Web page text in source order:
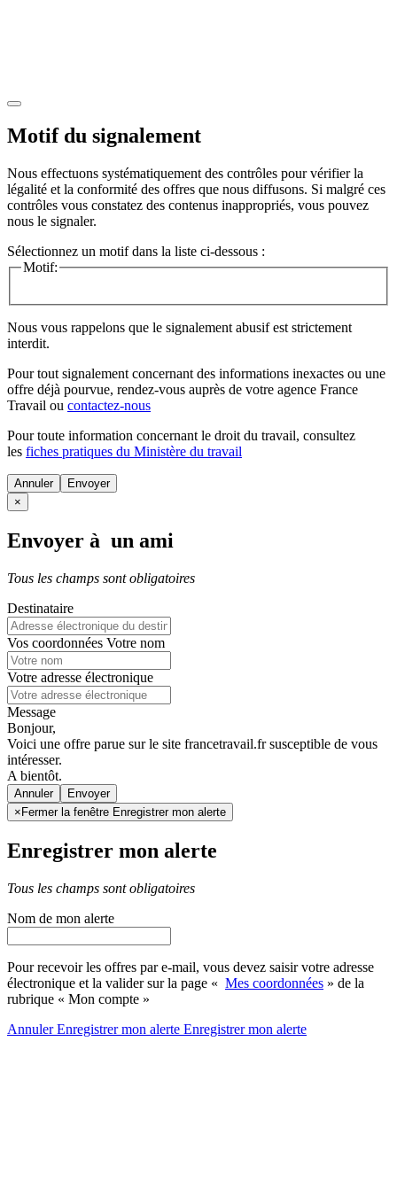
Motif du signalement
Nous effectuons systématiquement des contrôles pour vérifier la
légalité et la conformité des offres que nous diffusons. Si malgré ces
contrôles vous constatez des contenus inappropriés, vous pouvez
nous le signaler.
Sélectionnez un motif dans la liste ci-dessous :
Motif:
Nous vous rappelons que le signalement abusif est strictement
interdit.
Pour tout signalement concernant des informations inexactes ou une
offre déjà pourvue, rendez-vous auprès de votre agence France
Travail ou contactez-nous
Pour toute information concernant le droit du travail, consultez
les fiches pratiques du Ministère du travail
Annuler
×
Envoyer à un ami
Tous les champs sont obligatoires
Destinataire
Vos coordonnées Votre nom
Votre adresse électronique
Message
Bonjour,
Voici une offre parue sur le site francetravail.fr susceptible de vous
intéresser.
A bientôt.
Annuler
× Fermer la fenêtre Enregistrer mon alerte
Enregistrer mon alerte
Tous les champs sont obligatoires
Nom de mon alerte
Pour recevoir les offres par e-mail, vous devez saisir votre adresse
électronique et la valider sur la page « Mes coordonnées » de la
rubrique « Mon compte »
AnnulerEnregistrer mon alerte Enregistrermon alerte